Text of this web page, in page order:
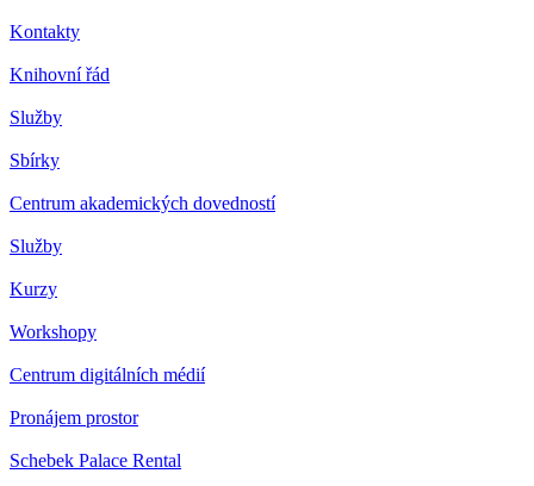
Kontakty
Knihovní řád
Služby
Sbírky
Centrum akademických dovedností
Služby
Kurzy
Workshopy
Centrum digitálních médií
Pronájem prostor
Schebek Palace Rental